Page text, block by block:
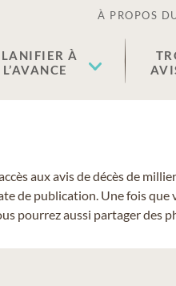
À PROPOS
À
L’AVANCE
aux avis de décès de
de publication. Une fois
pourrez aussi partager des